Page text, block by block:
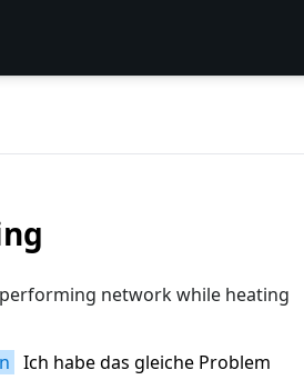
network while heating
Ich habe das gleiche Problem